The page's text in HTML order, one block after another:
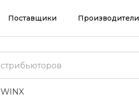
Поставщики Производители
WINX